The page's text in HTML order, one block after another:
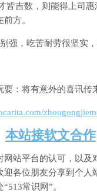
皆吉数，则能得上司
方。
强，吃苦耐劳很坚实
耍：将有意外的喜讯传
本站接软文合作
网站平台的认可，以及
迎各位朋友分享到个人
常识网”。